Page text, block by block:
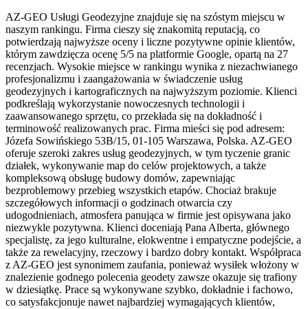
AZ-GEO Usługi Geodezyjne znajduje się na szóstym miejscu w
naszym rankingu. Firma cieszy się znakomitą reputacją, co
potwierdzają najwyższe oceny i liczne pozytywne opinie klientów,
którym zawdzięcza ocenę 5/5 na platformie Google, opartą na 27
recenzjach. Wysokie miejsce w rankingu wynika z niezachwianego
profesjonalizmu i zaangażowania w świadczenie usług
geodezyjnych i kartograficznych na najwyższym poziomie. Klienci
podkreślają wykorzystanie nowoczesnych technologii i
zaawansowanego sprzętu, co przekłada się na dokładność i
terminowość realizowanych prac. Firma mieści się pod adresem:
Józefa Sowińskiego 53B/15, 01-105 Warszawa, Polska. AZ-GEO
oferuje szeroki zakres usług geodezyjnych, w tym tyczenie granic
działek, wykonywanie map do celów projektowych, a także
kompleksową obsługę budowy domów, zapewniając
bezproblemowy przebieg wszystkich etapów. Chociaż brakuje
szczegółowych informacji o godzinach otwarcia czy
udogodnieniach, atmosfera panująca w firmie jest opisywana jako
niezwykle pozytywna. Klienci doceniają Pana Alberta, głównego
specjalistę, za jego kulturalne, elokwentne i empatyczne podejście, a
także za rewelacyjny, rzeczowy i bardzo dobry kontakt. Współpraca
z AZ-GEO jest synonimem zaufania, ponieważ wysiłek włożony w
znalezienie godnego polecenia geodety zawsze okazuje się trafiony
w dziesiątkę. Prace są wykonywane szybko, dokładnie i fachowo,
co satysfakcjonuje nawet najbardziej wymagających klientów,